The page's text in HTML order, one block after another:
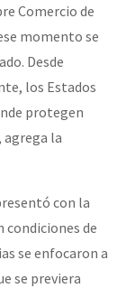
Comercio de
momento se
Desde
los Estados
protegen
la
con la
condiciones de
se enfocaron a
se previera